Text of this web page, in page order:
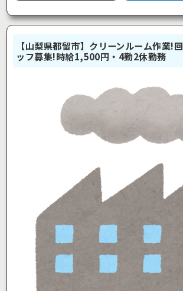
【山梨県都留市】クリーンルーム作業!
ッフ募集!時給1,500円・4勤2休勤務